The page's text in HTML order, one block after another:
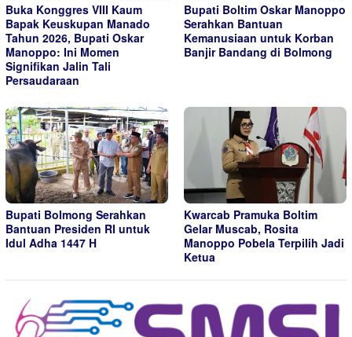
Buka Konggres VIII Kaum
Bapak Keuskupan Manado
Tahun 2026, Bupati Oskar
Manoppo: Ini Momen
Signifikan Jalin Tali
Persaudaraan
Bupati Boltim Oskar Manoppo
Serahkan Bantuan
Kemanusiaan untuk Korban
Banjir Bandang di Bolmong
Bupati Bolmong Serahkan
Bantuan Presiden RI untuk
Idul Adha 1447 H
Kwarcab Pramuka Boltim
Gelar Muscab, Rosita
Manoppo Pobela Terpilih Jadi
Ketua